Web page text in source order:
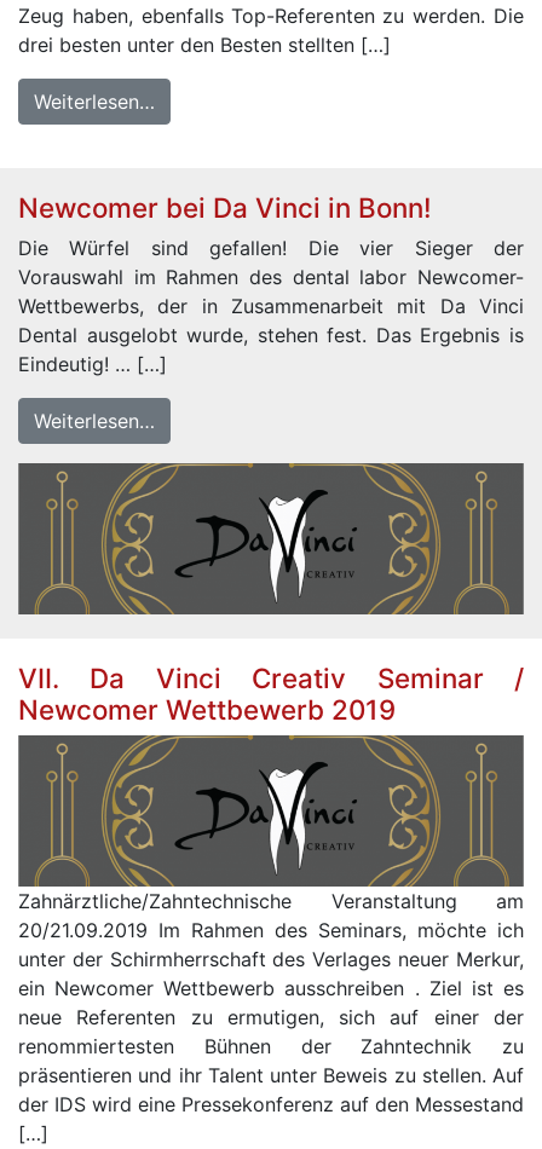
Zeug haben, ebenfalls Top-Referenten zu werden. Die
drei besten unter den Besten stellten […]
Weiterlesen…
Newcomer bei Da Vinci in Bonn!
Die Würfel sind gefallen! Die vier Sieger der
Vorauswahl im Rahmen des dental labor Newcomer-
Wettbewerbs, der in Zusammenarbeit mit Da Vinci
Dental ausgelobt wurde, stehen fest. Das Ergebnis is
Eindeutig! … […]
Weiterlesen…
VII. Da Vinci Creativ Seminar /
Newcomer Wettbewerb 2019
Zahnärztliche/Zahntechnische Veranstaltung am
20/21.09.2019 Im Rahmen des Seminars, möchte ich
unter der Schirmherrschaft des Verlages neuer Merkur,
ein Newcomer Wettbewerb ausschreiben . Ziel ist es
neue Referenten zu ermutigen, sich auf einer der
renommiertesten Bühnen der Zahntechnik zu
präsentieren und ihr Talent unter Beweis zu stellen. Auf
der IDS wird eine Pressekonferenz auf den Messestand
[…]